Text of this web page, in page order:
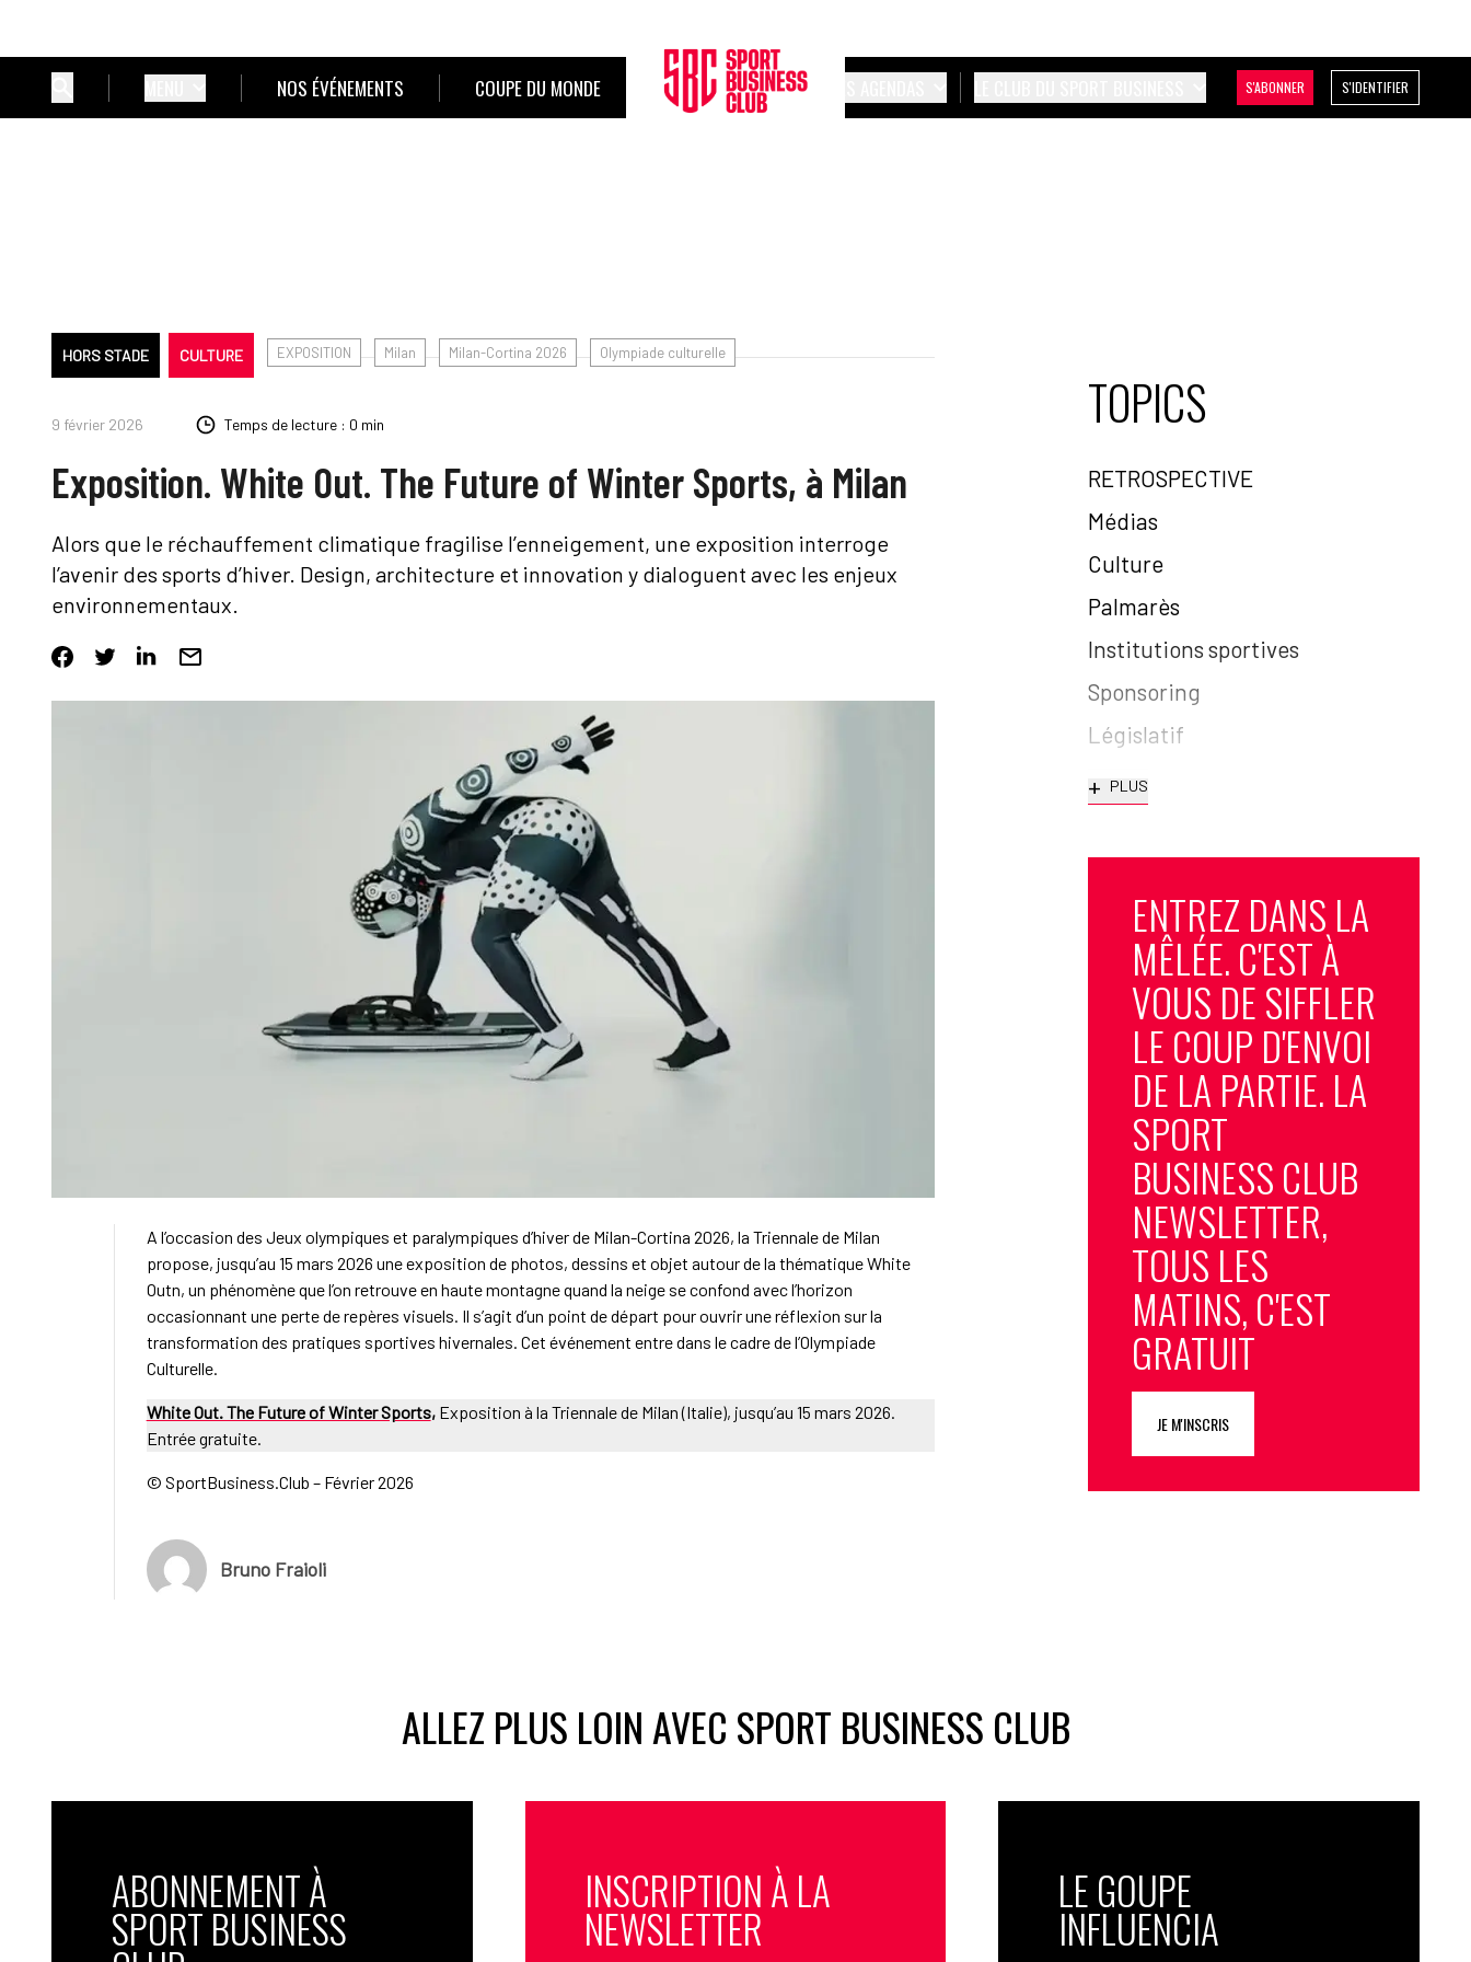
NOS ÉVÉNEMENTS COUPE DU MONDE S'ABONNER S'IDENTIFIER
HORS STADE CULTURE EXPOSITION Milan Milan-Cortina 2026 Olympiade culturelle
9 février 2026 Temps de lecture : 0 min
Exposition. White Out. The Future of Winter Sports, à Milan
Alors que le réchauffement climatique fragilise l’enneigement, une exposition interroge
l’avenir des sports d’hiver. Design, architecture et innovation y dialoguent avec les enjeux
environnementaux.
A l’occasion des Jeux olympiques et paralympiques d’hiver de Milan-Cortina 2026, la Triennale de Milan
propose, jusqu’au 15 mars 2026 une exposition de photos, dessins et objet autour de la thématique White
Outn, un phénomène que l’on retrouve en haute montagne quand la neige se confond avec l’horizon
occasionnant une perte de repères visuels. Il s’agit d’un point de départ pour ouvrir une réflexion sur la
transformation des pratiques sportives hivernales. Cet événement entre dans le cadre de l’Olympiade
Culturelle.
White Out. The Future of Winter Sports, Exposition à la Triennale de Milan (Italie), jusqu’au 15 mars 2026.
Entrée gratuite.
© SportBusiness.Club – Février 2026
Bruno Fraioli
TOPICS
RETROSPECTIVE
Médias
Culture
Palmarès
Institutions sportives
Sponsoring
Législatif
+ PLUS
ENTREZ DANS LA
MÊLÉE. C'EST À
VOUS DE SIFFLER
LE COUP D'ENVOI
DE LA PARTIE. LA
SPORT
BUSINESS CLUB
NEWSLETTER,
TOUS LES
MATINS, C'EST
GRATUIT
JE M'INSCRIS
ALLEZ PLUS LOIN AVEC SPORT BUSINESS CLUB
ABONNEMENT À
SPORT BUSINESS
INSCRIPTION À LA
NEWSLETTER
LE GOUPE
INFLUENCIA